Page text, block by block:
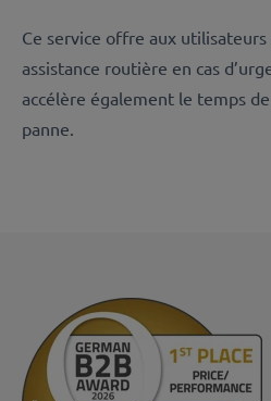
Ce service offre aux
assistance routière en cas
accélère également le temps
panne.